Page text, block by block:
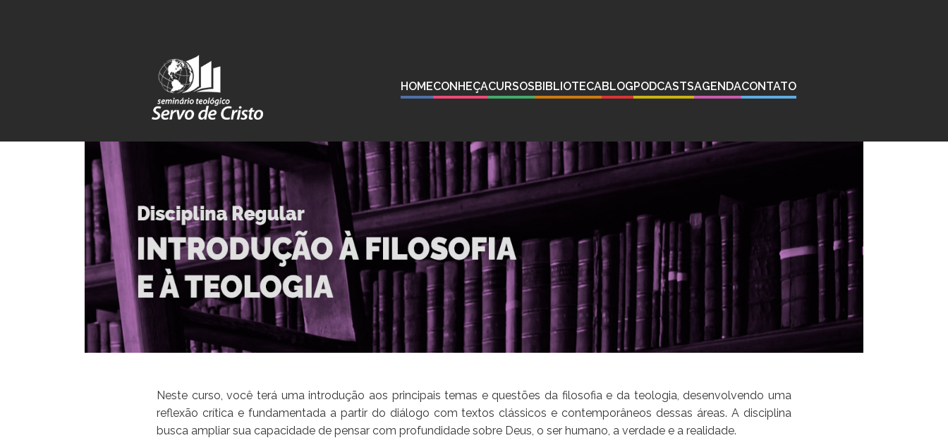
HOMECONHEÇACURSOSBIBLIOTECABLOGPODCASTSAGENDACONTATO
Neste curso, você terá uma introdução aos principais temas e questões da filosofia e da teologia, desenvolvendo uma
reflexão crítica e fundamentada a partir do diálogo com textos clássicos e contemporâneos dessas áreas. A disciplina
busca ampliar sua capacidade de pensar com profundidade sobre Deus, o ser humano, a verdade e a realidade.